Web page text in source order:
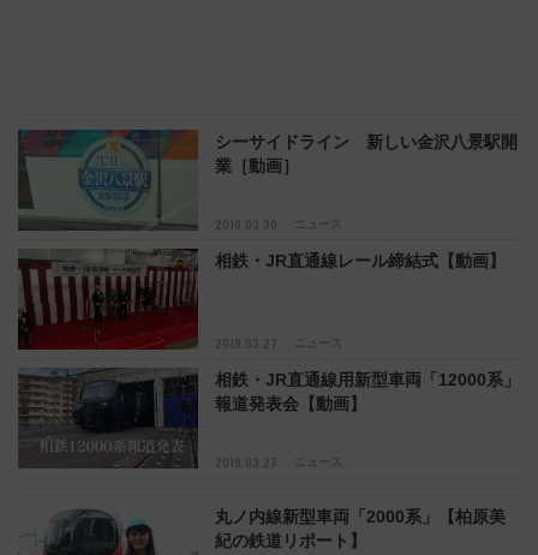
2019.03.30 ニュース
シーサイドライン 新しい金沢八景駅開
業［動画］
2019.03.27 ニュース
相鉄・JR直通線レール締結式【動画】
2019.03.27 ニュース
相鉄・JR直通線用新型車両「12000系」
報道発表会【動画】
丸ノ内線新型車両「2000系」【柏原美
紀の鉄道リポート】